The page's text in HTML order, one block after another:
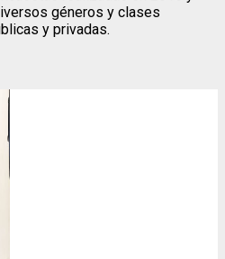
géneros y clases
y privadas.